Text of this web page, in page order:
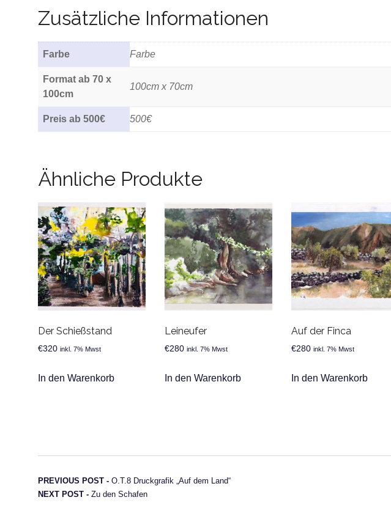
Zusätzliche Informationen
Farbe Farbe
Format ab 70 x
100cm
100cm x 70cm
Preis ab 500€ 500€
Ähnliche Produkte
Der Schießstand
€320 inkl. 7% Mwst
In den Warenkorb
Leineufer
€280 inkl. 7% Mwst
In den Warenkorb
Auf der Finca
€280 inkl. 7% Mwst
In den Warenkorb
Beitragsnavigation
PREVIOUS POST - Previous post:
O.T.8 Druckgrafik „Auf dem Land“
NEXT POST - Next post:
Zu den Schafen